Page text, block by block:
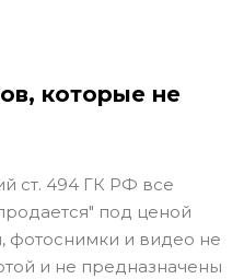
которые не
ст. 494 ГК РФ все
под ценой
фотоснимки и видео не
и не предназначены